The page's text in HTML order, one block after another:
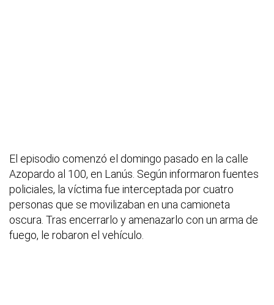
El episodio comenzó el domingo pasado en la calle
Azopardo al 100, en Lanús. Según informaron fuentes
policiales, la víctima fue interceptada por cuatro
personas que se movilizaban en una camioneta
oscura. Tras encerrarlo y amenazarlo con un arma de
fuego, le robaron el vehículo.